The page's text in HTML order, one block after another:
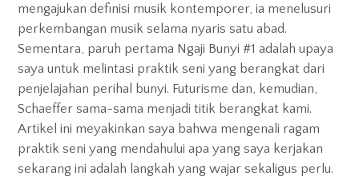
mengajukan definisi musik kontemporer, ia menelusuri
perkembangan musik selama nyaris satu abad.
Sementara, paruh pertama Ngaji Bunyi #1 adalah upaya
saya untuk melintasi praktik seni yang berangkat dari
penjelajahan perihal bunyi. Futurisme dan, kemudian,
Schaeffer sama-sama menjadi titik berangkat kami.
Artikel ini meyakinkan saya bahwa mengenali ragam
praktik seni yang mendahului apa yang saya kerjakan
sekarang ini adalah langkah yang wajar sekaligus perlu.